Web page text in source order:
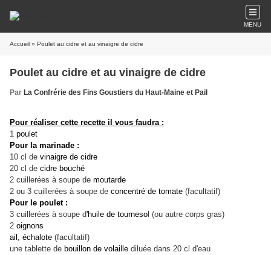
MENU
Accueil » Poulet au cidre et au vinaigre de cidre
Poulet au cidre et au vinaigre de cidre
Par La Confrérie des Fins Goustiers du Haut-Maine et Pail
Pour réaliser cette recette il vous faudra :
1 poulet
Pour la marinade :
10 cl de vinaigre de cidre
20 cl de cidre bouché
2 cuillerées à soupe de moutarde
2 ou 3 cuillerées à soupe de concentré de tomate (facultatif)
Pour le poulet :
3 cuillerées à soupe d'huile de tourneso l (ou autre corps gras)
2 oignons
ail, échalote (facultatif)
une tablette de bouillon de volaille diluée dans 20 cl d'eau